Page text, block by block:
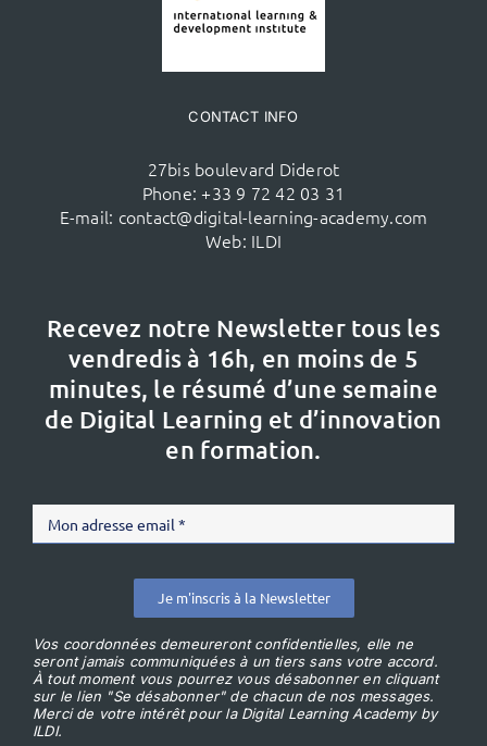
CONTACT INFO
27bis boulevard Diderot
Phone: +33 9 72 42 03 31
E-mail: contact@digital-learning-academy.com
Web: ILDI
Recevez notre Newsletter tous les
vendredis à 16h, en moins de 5
minutes, le résumé d’une semaine
de Digital Learning et d’innovation
en formation.
Je m'inscris à la Newsletter
Vos coordonnées demeureront confidentielles, elle ne
seront jamais communiquées à un tiers sans votre accord.
À tout moment vous pourrez vous désabonner en cliquant
sur le lien "Se désabonner" de chacun de nos messages.
Merci de votre intérêt pour la Digital Learning Academy by
ILDI.